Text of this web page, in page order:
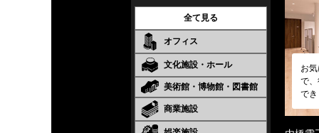
全て見る
オフィス
文化施設・ホール
美術館・博物館・図書館
商業施設
お
で
で